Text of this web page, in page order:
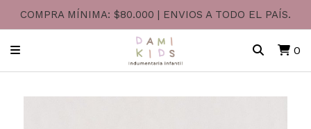
COMPRA MÍNIMA: $80.000 | ENVIOS A TODO EL PAÍS.
0